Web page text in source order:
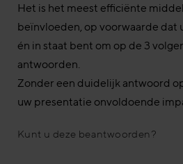
Het is het meest efficiënte
beïnvloeden, op voorwaarde dat
én in staat bent om op de 3
antwoorden.
Zonder een duidelijk antwoord
uw presentatie onvoldoende
Kunt u deze beantwoorden?